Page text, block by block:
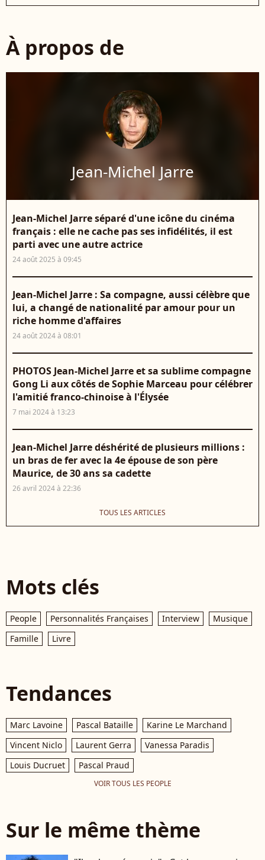
À propos de
Jean-Michel Jarre
Jean-Michel Jarre séparé d'une icône du cinéma
français : elle ne cache pas ses infidélités, il est
parti avec une autre actrice
24 août 2025 à 09:45
Jean-Michel Jarre : Sa compagne, aussi célèbre que
lui, a changé de nationalité par amour pour un
riche homme d'affaires
24 août 2024 à 08:01
PHOTOS Jean-Michel Jarre et sa sublime compagne
Gong Li aux côtés de Sophie Marceau pour célébrer
l'amitié franco-chinoise à l'Élysée
7 mai 2024 à 13:23
Jean-Michel Jarre déshérité de plusieurs millions :
un bras de fer avec la 4e épouse de son père
Maurice, de 30 ans sa cadette
26 avril 2024 à 22:36
TOUS LES ARTICLES
Mots clés
People Personnalités Françaises Interview
Musique
Famille
Livre
Tendances
Marc Lavoine Pascal Bataille
Karine Le Marchand
Vincent Niclo
Laurent Gerra
Vanessa Paradis
Louis Ducruet
Pascal Praud
VOIR TOUS LES PEOPLE
Sur le même thème